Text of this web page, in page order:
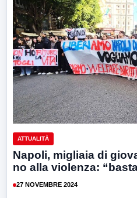
ATTUALITÀ
Napoli, migliaia di
no alla violenza:
27 NOVEMBRE 2024